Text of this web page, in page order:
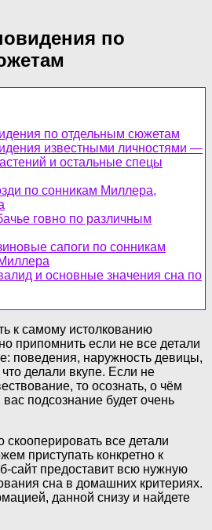
по
по отдельным сюжетам
известными личностями —
и остальные спецы
по сонникам Миллера,
говно по различным
сапоги по сонникам
и основные значения сна по
к самому истолкованию
припомнить если не все детали
поведения, наружность девицы,
делали вкупе. Если не
то осознать, о чём
подсознание будет очень
все детали
приступать конкретно к
сайт предоставит всю нужную
сна в домашних критериях.
данной снизу и найдете